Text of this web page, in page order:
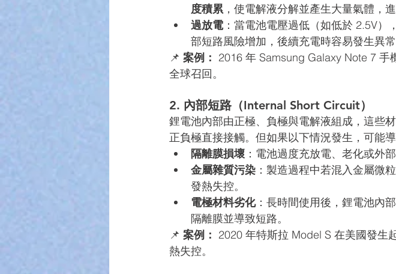
度積累 ，使電解液分解並產生大量氣體，
過放電：當電池電壓過低（如低於 2.5V）
部短路風險增加，後續充電時容易發生異常
📌 案例： 2016 年 Samsung Galaxy Note 7
全球召回。
2. 內部短路（Internal Short Circuit）
鋰電池內部由正極、負極與電解液組成，這些
正負極直接接觸。但如果以下情況發生，可能
隔離膜損壞 ：電池過度充放電、老化或外
金屬雜質污染 ：製造過程中若混入金屬微
發熱失控。
電極材料劣化：長時間使用後，鋰電池內
隔離膜並導致短路。
📌 案例： 2020 年特斯拉 Model S 在美國發生
熱失控。